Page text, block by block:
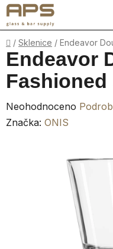
Přejít
na
obsah
Domů
/ Sklenice / Endeavor
Endeavor
Fashioned
Průměrné
hodnocení
Neohodnoceno
Značka: ONIS